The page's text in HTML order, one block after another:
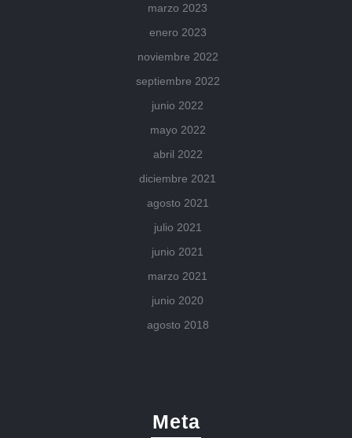
marzo 2023
enero 2023
noviembre 2022
septiembre 2022
junio 2022
mayo 2022
abril 2022
diciembre 2021
agosto 2021
julio 2021
junio 2021
marzo 2021
junio 2020
agosto 2018
Meta